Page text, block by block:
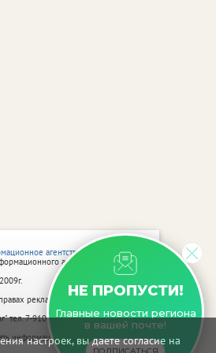
настроек, вы даете согласие на
НЕ ПРОПУСТИ!
Главные новости региона
в вашей почте!
агентство vRossii.ru
агентства vRossii.ru
рекламы.
тел. 7-910-267-70-40,
информацию, не предназначенную